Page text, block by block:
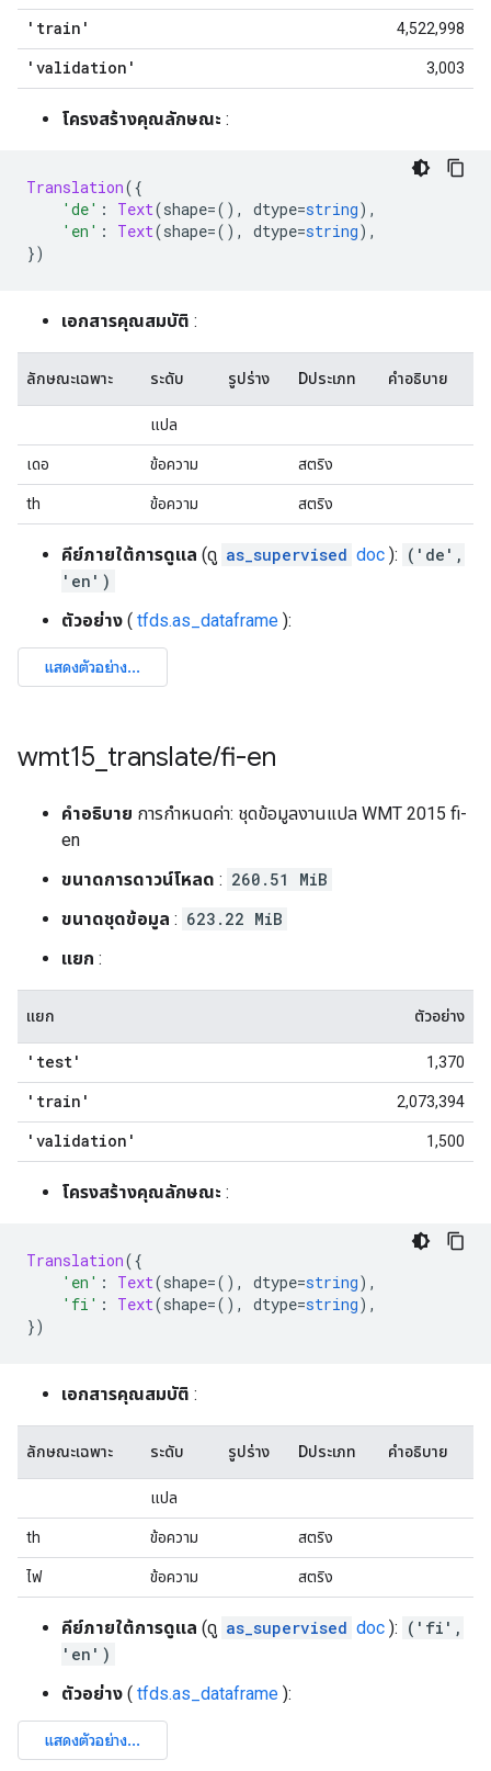
'train' 4,522,998
'validation' 3,003
โครงสร้างคุณลักษณะ :
Translation({
'de' : Text(shape=(), dtype=string),
'en' : Text(shape=(), dtype=string),
})
เอกสารคุณสมบัติ :
ลักษณะเฉพาะ ระดับ รูปร่าง Dประเภท คำอธิบาย
แปล
เดอ ข้อความ สตริง
th ข้อความ สตริง
คีย์ภายใต้การดูแล (ดู as_supervised doc ): ('de',
'en')
ตัวอย่าง ( tfds.as_dataframe ):
wmt15 translate/fi-en
คำอธิบาย การกำหนดค่า: ชุดข้อมูลงานแปล WMT 2015 fi-
en
ขนาดการดาวน์โหลด : 260.51 MiB
ขนาดชุดข้อมูล : 623.22 MiB
แยก :
แยก ตัวอย่าง
'test' 1,370
'train' 2,073,394
'validation' 1,500
โครงสร้างคุณลักษณะ :
Translation({
'en' : Text(shape=(), dtype=string),
'fi' : Text(shape=(), dtype=string),
})
เอกสารคุณสมบัติ :
ลักษณะเฉพาะ ระดับ รูปร่าง Dประเภท คำอธิบาย
แปล
th ข้อความ สตริง
ไฟ ข้อความ สตริง
คีย์ภายใต้การดูแล (ดู as_supervised doc ): ('fi',
'en')
ตัวอย่าง ( tfds.as_dataframe ):